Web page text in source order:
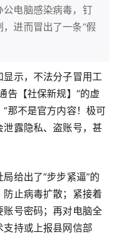
公电脑感染病毒，钉
进而冒出了一条“假
示，不法分子冒用工
告【社保新规】”的虚
那不是官方内容！极可
露隐私、盗账号，甚
给出了“步步紧逼”的
止病毒扩散；紧接着
号密码；再对电脑全
持或上报县网信部